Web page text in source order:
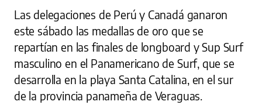
Las delegaciones de Perú y Canadá ganaron
este sábado las medallas de oro que se
repartían en las finales de longboard y Sup Surf
masculino en el Panamericano de Surf, que se
desarrolla en la playa Santa Catalina, en el sur
de la provincia panameña de Veraguas.